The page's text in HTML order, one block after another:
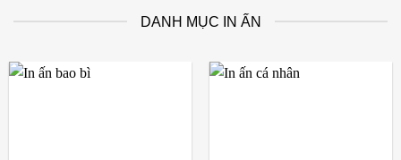
DANH MỤC IN ẤN